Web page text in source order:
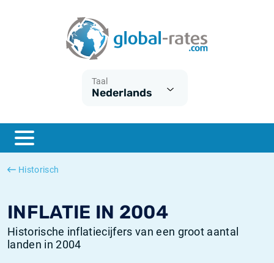
Taal
Nederlands
Historisch
INFLATIE IN 2004
Historische inflatiecijfers van een groot aantal
landen in 2004
ESTER
SONIA
Wat is CPI inflatie?
Wat is HICP inflatie?
Nederlandse inflatie - CPI
Amerikaanse inflatie - CPI
Euribor historie
SOFR historie
TONAR historie
Inflatiecalculator